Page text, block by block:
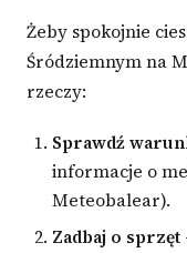
Żeby spokojnie
Śródziemnym na
rzeczy:
Sprawdź
informacje o
Meteobalear).
Zadbaj o sprzęt